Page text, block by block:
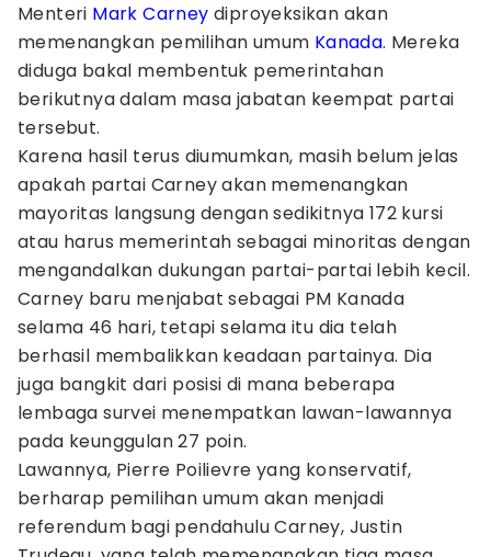
Menteri Mark Carney diproyeksikan akan
memenangkan pemilihan umum Kanada. Mereka
diduga bakal membentuk pemerintahan
berikutnya dalam masa jabatan keempat partai
tersebut.
Karena hasil terus diumumkan, masih belum jelas
apakah partai Carney akan memenangkan
mayoritas langsung dengan sedikitnya 172 kursi
atau harus memerintah sebagai minoritas dengan
mengandalkan dukungan partai-partai lebih kecil.
Carney baru menjabat sebagai PM Kanada
selama 46 hari, tetapi selama itu dia telah
berhasil membalikkan keadaan partainya. Dia
juga bangkit dari posisi di mana beberapa
lembaga survei menempatkan lawan-lawannya
pada keunggulan 27 poin.
Lawannya, Pierre Poilievre yang konservatif,
berharap pemilihan umum akan menjadi
referendum bagi pendahulu Carney, Justin